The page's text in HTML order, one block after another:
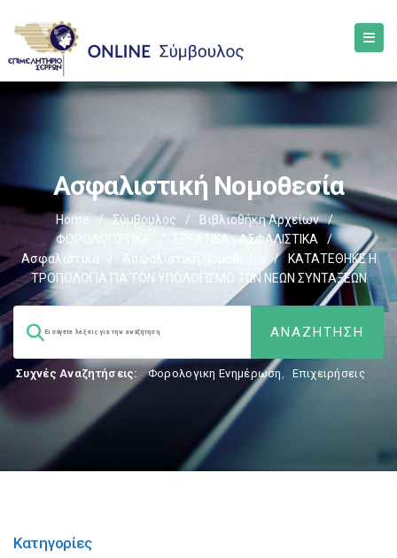
Ασφαλιστική Νομοθεσία
Home / Σύμβουλος / Βιβλιοθήκη Αρχείων
/
ΦΟΡΟΛΟΓΙΣΤΙΚΑ
ΕΡΓΑΤΙΚΑ - ΑΣΦΑΛΙΣΤΙΚΑ
/
Ασφαλιστικά
/ Ασφαλιστική Νομοθεσία /
ΚΑΤΑΤΕΘΗΚΕ Η
ΤΡΟΠΟΛΟΓΙΑ ΓΙΑ ΤΟΝ ΥΠΟΛΟΓΙΣΜΟ ΤΩΝ ΝΕΩΝ ΣΥΝΤΑΞΕΩΝ
Συχνές Αναζητήσεις: Φορολογικη Ενημέρωση, Επιχειρήσεις
Κατηγορίες